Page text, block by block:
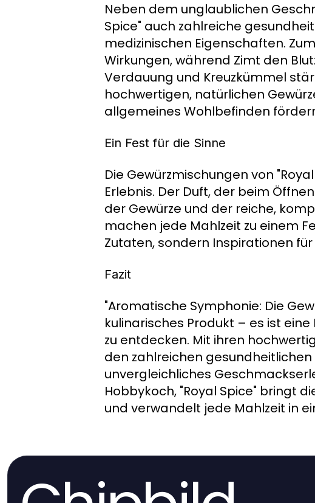
Neben dem unglaublichen
Spice" auch zahlreiche
medizinischen Eigenschaften.
Wirkungen, während Zimt den
Verdauung und Kreuzkümmel
hochwertigen, natürlichen
allgemeines Wohlbefinden
Ein Fest für die Sinne
Die Gewürzmischungen von
Erlebnis. Der Duft, der beim
der Gewürze und der reiche,
machen jede Mahlzeit zu einem
Zutaten, sondern Inspirationen
Fazit
"Aromatische Symphonie: Die
kulinarisches Produkt – es ist
zu entdecken. Mit ihren
den zahlreichen
unvergleichliches
Hobbykoch, "Royal Spice" bringt
und verwandelt jede Mahlzeit in